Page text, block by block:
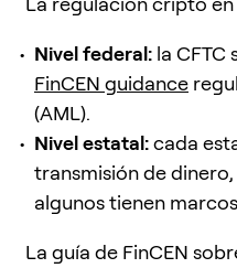
Nivel federal: la CFTC
FinCEN guidance
(AML).
Nivel estatal:cada
transmisión de
algunos tienen
La guía de FinCEN